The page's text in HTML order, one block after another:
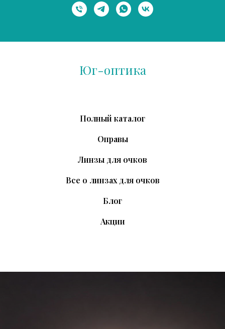
Юг-оптика
Полный каталог
Оправы
Линзы для очков
Все о линзах для очков
Блог
Акции